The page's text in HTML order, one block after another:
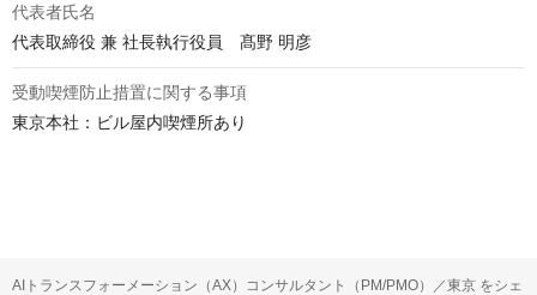
代表者氏名
代表取締役 兼 社長執行役員　髙野 明彦
受動喫煙防止措置に関する事項
東京本社：ビル屋内喫煙所あり
AIトランスフォーメーション（AX）コンサルタント（PM/PMO）／東京 をシェ